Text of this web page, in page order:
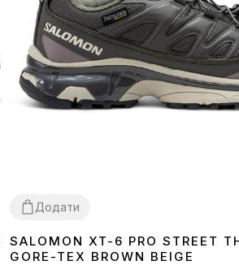
Додати
41424344 45 46
SALOMON XT-6 PRO STREET
GORE-TEX BROWN BEIGE